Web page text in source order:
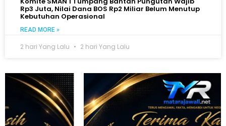
Rp3 Juta, Nilai Dana BOS Rp2 Miliar Belum Menutup
Kebutuhan Operasional
READ MORE »
2 hari Yang Lalu 2 hari Yang Lalu